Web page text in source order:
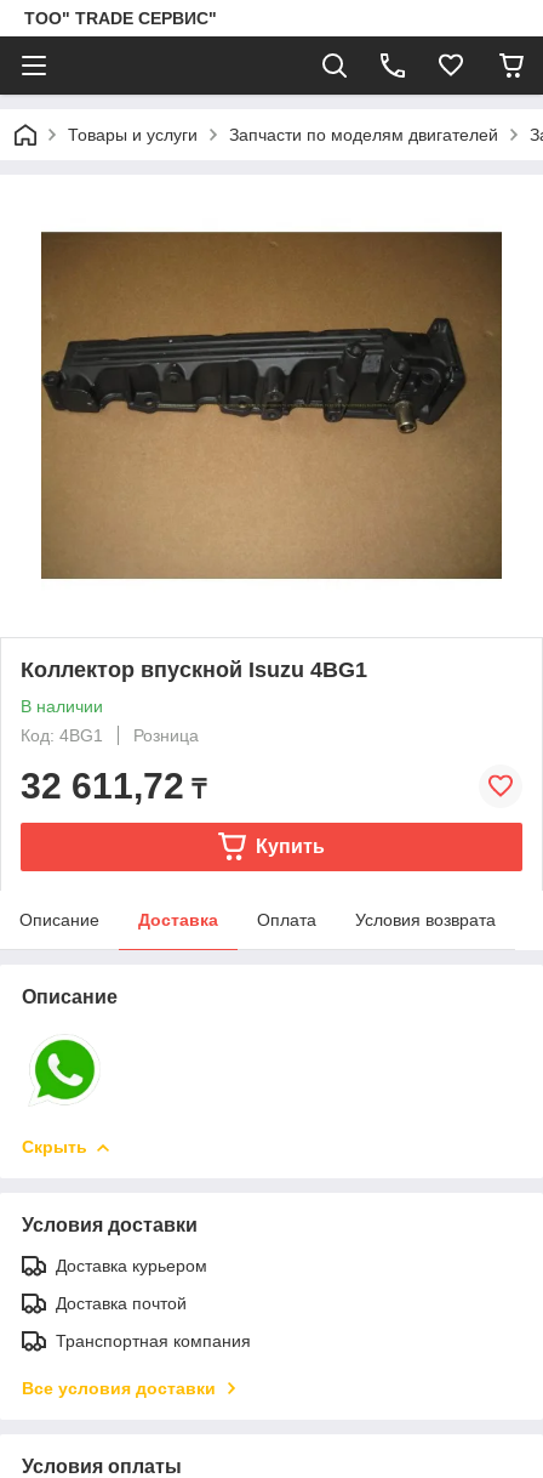
ТОО" TRADE СЕРВИС"
Товары и услуги Запчасти по моделям двигателей
Коллектор впускной Isuzu 4BG1
В наличии
Код: 4BG1
Розница
32 611,72 ₸
Купить
Описание Доставка Оплата Условия возврата
Описание
Скрыть
Условия доставки
Доставка курьером
Доставка почтой
Транспортная компания
Все условия доставки
Условия оплаты